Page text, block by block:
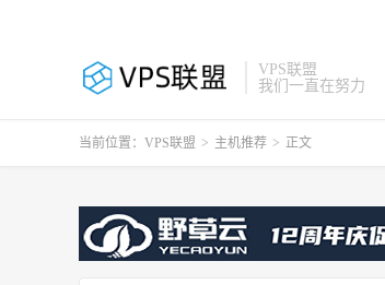
VPS联盟
我们一直在努力
当前位置： VPS联盟 > 主机推荐 > 正文